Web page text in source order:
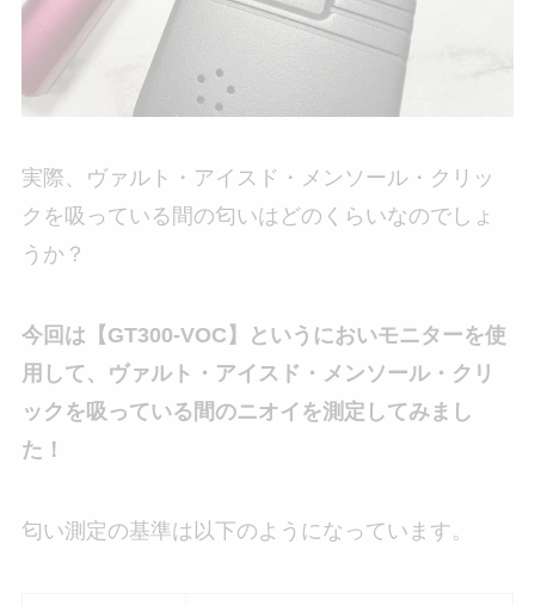
実際、ヴァルト・アイスド・メンソール・クリッ
クを吸っている間の匂いはどのくらいなのでしょ
うか？
今回は【GT300-VOC】というにおいモニターを使
用して、ヴァルト・アイスド・メンソール・クリ
ックを吸っている間のニオイを測定してみまし
た！
匂い測定の基準は以下のようになっています。